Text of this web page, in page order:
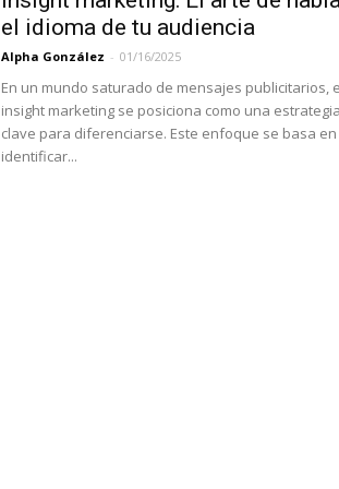
el idioma de tu audiencia
Alpha González - 01/16/2025
En un mundo saturado de mensajes publicitarios,
insight marketing se posiciona como una estrategia
clave para diferenciarse. Este enfoque se basa en
identificar...